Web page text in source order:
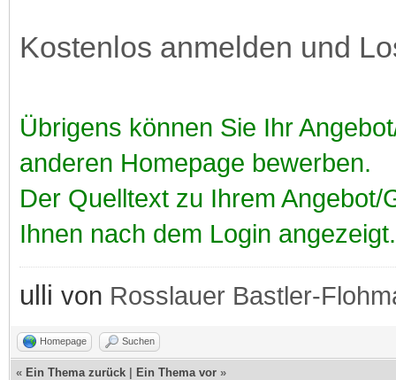
Kostenlos anmelden und
Übrigens können Sie Ihr
anderen Homepage bewerben.
Der Quelltext zu Ihrem
Ihnen nach dem Login angezeigt.
ulli von Rosslauer Bastler-
Homepage Suchen
« Ein Thema zurück Ein Thema vor »